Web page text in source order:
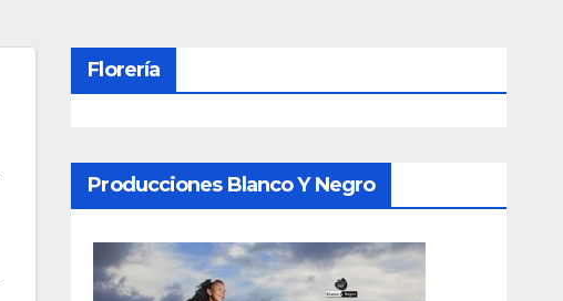
Florería
Producciones Blanco Y Negro